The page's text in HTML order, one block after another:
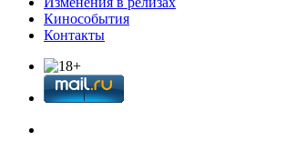
Кинособытия
Контакты